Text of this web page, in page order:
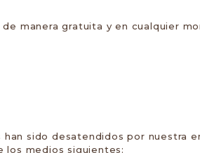
manera gratuita y en cualquier
sido desatendidos por nuestra
los medios siguientes: